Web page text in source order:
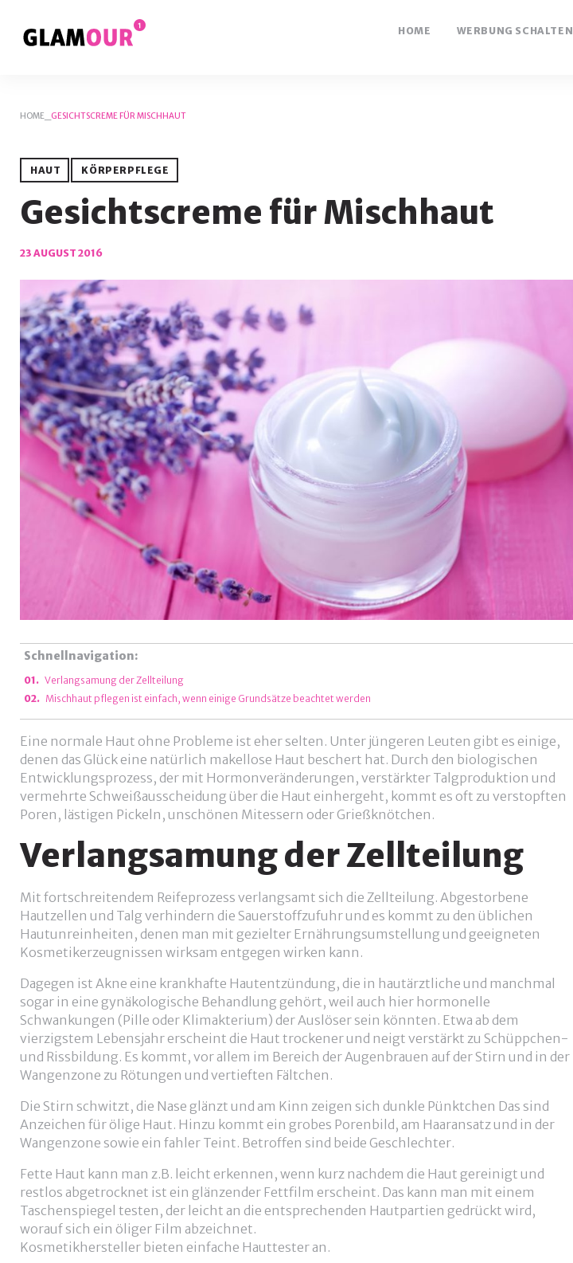
content
HOME WERBUNG SCHALTEN
HOME GESICHTSCREME FÜR MISCHHAUT
HAUT KÖRPERPFLEGE
Gesichtscreme für Mischhaut
23 AUGUST 2016
Schnellnavigation:
Verlangsamung der Zellteilung
Mischhaut pflegen ist einfach, wenn einige Grundsätze beachtet werden
Eine normale Haut ohne Probleme ist eher selten. Unter jüngeren Leuten gibt es einige,
denen das Glück eine natürlich makellose Haut beschert hat. Durch den biologischen
Entwicklungsprozess, der mit Hormonveränderungen, verstärkter Talgproduktion und
vermehrte Schweißausscheidung über die Haut einhergeht, kommt es oft zu verstopften
Poren, lästigen Pickeln, unschönen Mitessern oder Grießknötchen.
Verlangsamung der Zellteilung
Mit fortschreitendem Reifeprozess verlangsamt sich die Zellteilung. Abgestorbene
Hautzellen und Talg verhindern die Sauerstoffzufuhr und es kommt zu den üblichen
Hautunreinheiten, denen man mit gezielter Ernährungsumstellung und geeigneten
Kosmetikerzeugnissen wirksam entgegen wirken kann.
Dagegen ist Akne eine krankhafte Hautentzündung, die in hautärztliche und manchmal
sogar in eine gynäkologische Behandlung gehört, weil auch hier hormonelle
Schwankungen (Pille oder Klimakterium) der Auslöser sein könnten. Etwa ab dem
vierzigstem Lebensjahr erscheint die Haut trockener und neigt verstärkt zu Schüppchen-
und Rissbildung. Es kommt, vor allem im Bereich der Augenbrauen auf der Stirn und in der
Wangenzone zu Rötungen und vertieften Fältchen.
Die Stirn schwitzt, die Nase glänzt und am Kinn zeigen sich dunkle Pünktchen Das sind
Anzeichen für ölige Haut. Hinzu kommt ein grobes Porenbild, am Haaransatz und in der
Wangenzone sowie ein fahler Teint. Betroffen sind beide Geschlechter.
Fette Haut kann man z.B. leicht erkennen, wenn kurz nachdem die Haut gereinigt und
restlos abgetrocknet ist ein glänzender Fettfilm erscheint. Das kann man mit einem
Taschenspiegel testen, der leicht an die entsprechenden Hautpartien gedrückt wird,
worauf sich ein öliger Film abzeichnet.
Kosmetikhersteller bieten einfache Hauttester an.